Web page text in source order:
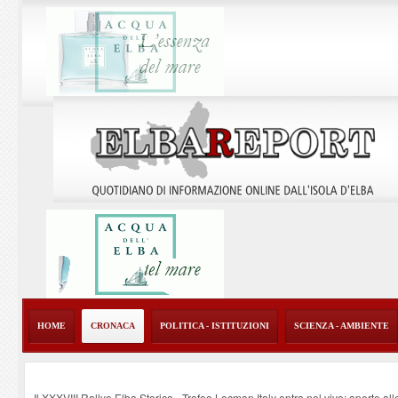
HOME CRONACA POLITICA - ISTITUZIONI SCIENZA - AMBIENTE